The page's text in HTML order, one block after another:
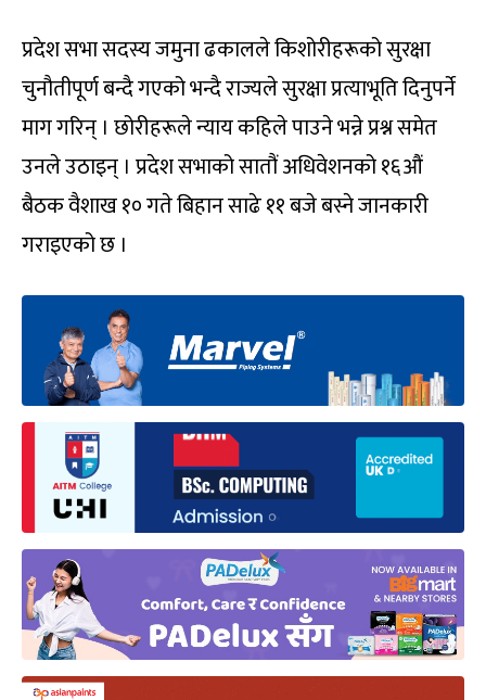
प्रदेश सभा सदस्य जमुना ढकालले किशोरीहरूको सुरक्षा
चुनौतीपूर्ण बन्दै गएको भन्दै राज्यले सुरक्षा प्रत्याभूति दिनुपर्ने
माग गरिन् । छोरीहरूले न्याय कहिले पाउने भन्ने प्रश्न समेत
उनले उठाइन् । प्रदेश सभाको सातौं अधिवेशनको १६औं
बैठक वैशाख १० गते बिहान साढे ११ बजे बस्ने जानकारी
गराइएको छ ।